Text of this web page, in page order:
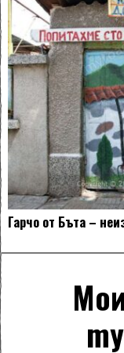
Гарчо от Бъта –